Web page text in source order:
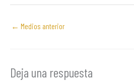
← Medios anterior
Deja una respuesta